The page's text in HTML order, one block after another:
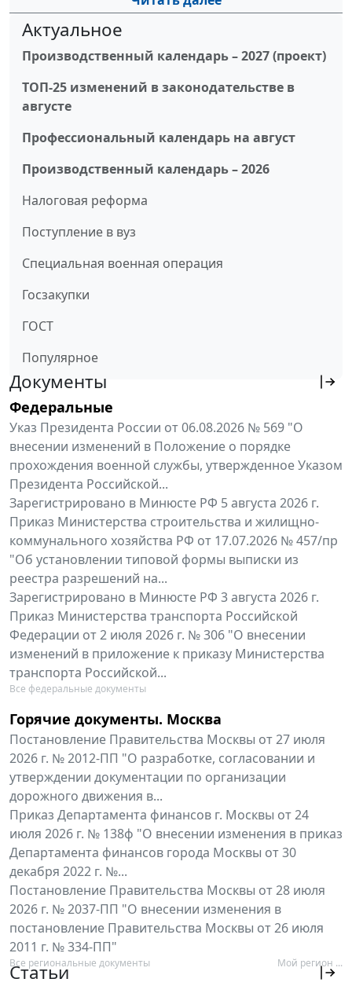
Актуальное
Производственный календарь – 2027 (проект)
ТОП-25 изменений в законодательстве в
августе
Профессиональный календарь на август
Производственный календарь – 2026
Налоговая реформа
Поступление в вуз
Специальная военная операция
Госзакупки
ГОСТ
Популярное
Документы
Федеральные
Указ Президента России от 06.08.2026 № 569 "О
внесении изменений в Положение о порядке
прохождения военной службы, утвержденное Указом
Президента Российской...
Зарегистрировано в Минюсте РФ 5 августа 2026 г.
Приказ Министерства строительства и жилищно-
коммунального хозяйства РФ от 17.07.2026 № 457/пр
"Об установлении типовой формы выписки из
реестра разрешений на...
Зарегистрировано в Минюсте РФ 3 августа 2026 г.
Приказ Министерства транспорта Российской
Федерации от 2 июля 2026 г. № 306 "О внесении
изменений в приложение к приказу Министерства
транспорта Российской...
Все федеральные документы
Горячие документы. Москва
Постановление Правительства Москвы от 27 июля
2026 г. № 2012-ПП "О разработке, согласовании и
утверждении документации по организации
дорожного движения в...
Приказ Департамента финансов г. Москвы от 24
июля 2026 г. № 138ф "О внесении изменения в приказ
Департамента финансов города Москвы от 30
декабря 2022 г. №...
Постановление Правительства Москвы от 28 июля
2026 г. № 2037-ПП "О внесении изменения в
постановление Правительства Москвы от 26 июля
2011 г. № 334-ПП"
Все региональные документы Мой регион ...
Статьи